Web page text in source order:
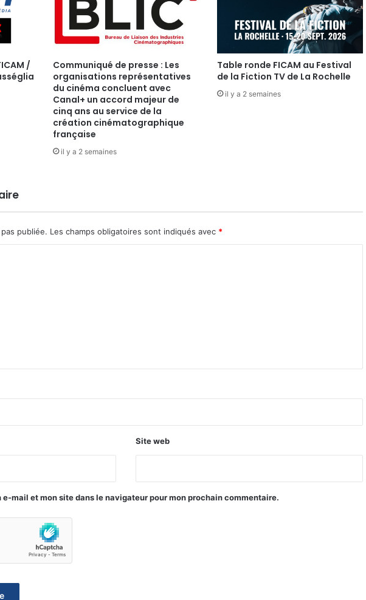
/
Communiqué de presse : Les
organisations représentatives
du cinéma concluent avec
Canal+ un accord majeur de
cinq ans au service de la
création cinématographique
française
il y a 2 semaines
Table ronde FICAM au Festival
de la Fiction TV de La Rochelle
il y a 2 semaines
publiée. Les champs obligatoires sont indiqués avec *
Site web
e-mail et mon site dans le navigateur pour mon prochain commentaire.